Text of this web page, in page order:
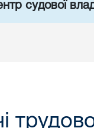
судової